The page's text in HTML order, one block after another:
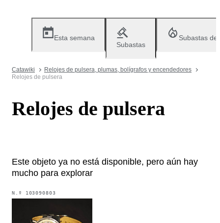
Esta semana
Subastas
Subastas
Catawiki
Relojes de pulsera, plumas, bolígrafos y encendedores
Relojes de pulsera
Relojes de pulsera
Este objeto ya no está disponible, pero aún hay
mucho para explorar
N.º 103090803